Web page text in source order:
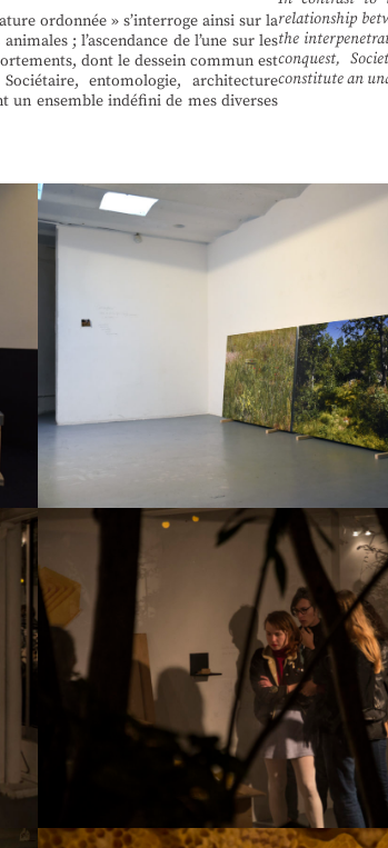
ordonnée » s’interroge ainsi sur la
; l’ascendance de l’une sur les
dont le dessein commun est
entomologie, architecture
un ensemble indéfini de mes diverses
relationship
the
conquest,
constitute an